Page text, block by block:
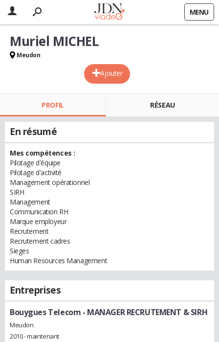
MENU
Ajouter
Muriel MICHEL
Meudon
PROFIL RÉSEAU
En résumé
Mes compétences :
Pilotage d'équipe
Pilotage d'activité
Management opérationnel
SIRH
Management
Communication RH
Marque employeur
Recrutement
Recrutement cadres
Sieges
Human Resources Management
Entreprises
Bouygues Telecom - MANAGER RECRUTEMENT & SIRH
Meudon
2010 - maintenant